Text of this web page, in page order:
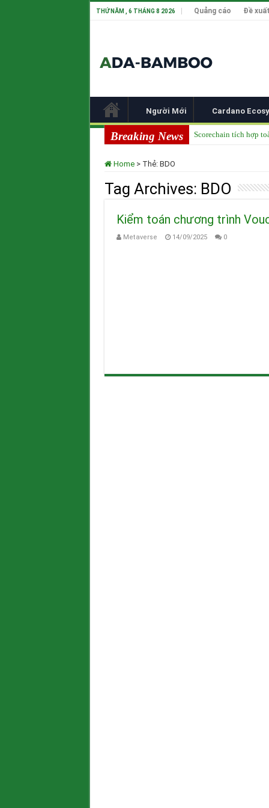
THỨ NĂM , 6 THÁNG 8 2026 Quảng cáo Đề
Người Mới Cardano
Breaking News Scorechain tích hợp
Input Output Tiên
Home > Thẻ: BDO
Tag Archives: BDO
Kiểm toán chương trình
Metaverse 14/09/2025 0